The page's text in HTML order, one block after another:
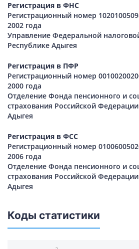
Регистрация в ФНС
Регистрационный номер
2002 года
Управление Федеральной
Республике Адыгея
Регистрация в ПФР
Регистрационный номер
2000 года
Отделение Фонда пенсионного и
страхования Российской
Адыгея
Регистрация в ФСС
Регистрационный номер
2006 года
Отделение Фонда пенсионного и
страхования Российской
Адыгея
Коды статистики